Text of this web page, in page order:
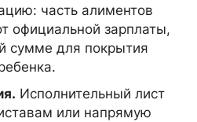
часть алиментов
официальной зарплаты,
сумме для покрытия
Исполнительный лист
или напрямую